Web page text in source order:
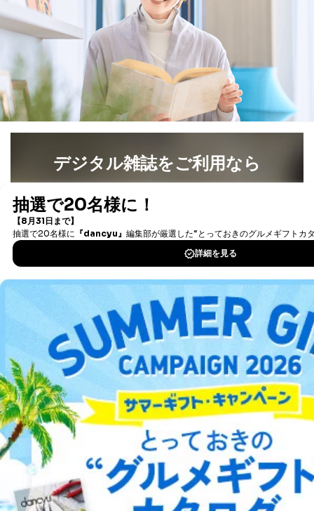
ます。
３．個人情報の第三者提供について
当社は、取得した個人情報を適切に管理し､あらかじめ
本人の同意を得ることなく第三者に提供することはあり
ません。ただし、次の場合は除きます。
法令に基づく場合
人の生命､身体または財産の保護のために必要がある
場合であって、本人の同意を得ることが困難であると
公衆衛生の向上または児童の健全な育成の推進のため
に特に必要がある場合であって、本人の同意を得るこ
とが困難である場合。
国の機関もしくは地方公共団体またはその委託を受け
た者が法令の定める事務を遂行することに対して協力
する必要がある場合であって、本人の同意を得ること
により当該事務の遂行に支障を及ぼすおそれがあると
上記２．の利用目的を実施するために守秘義務を結ん
だ企業に、業務の一部として個人情報の取扱いを委
供先企業に個人情報を開示することがあります。
委託・提供先企業は具体的には以下のような企業です
が、これらに限りません。
委託先：カスタマーサポート支援会社 、クレジッ
トカード決済などの決済代行・料金回収会社、広
告配信サービス会社
提供先：出版社、出版物発売元、卸売会社、販売
店など商品の供給者、梱包会社、配送会社、新聞
販売店などの梱包・配送・配達会社
４．開示対象個人情報の「開示」「訂正」等の請求につ
いて
当社は、本人から、開示対象個人情報について利用目的
の通知を求められた場合には、遅滞なくこれに応じま
す。ただし、以下①～④のいずれかに該当する場合は、
デジタル雑誌をご利用なら
書籍）が無料で読み放題！
DOWNLOAD FOR IOS
DOWNLOAD FOR ANDROID
ご利用方法はこちら
総合案内
アフィリエイト 採用情報
プレスリリース お問い合わせ
利用規約プライバシーポリシー 特定商取引法に基づく表示
出版社の皆様へ
投資家の皆様へサイトマップ